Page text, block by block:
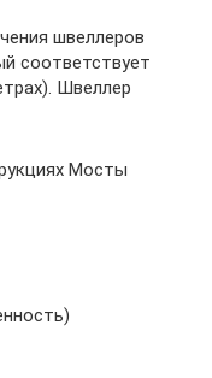
швеллеров
соответствует
Швеллер
Мосты